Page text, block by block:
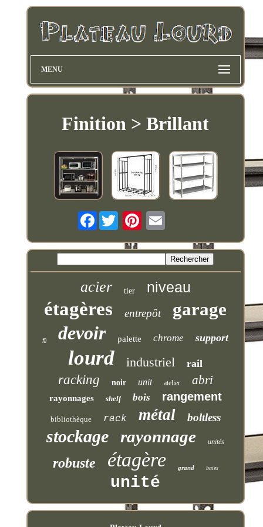
MENU
Finition > Brillant
Facebook
acier tier niveau
étagères entrepôt garage
fil devoir palette chrome support
lourd industriel rail
racking noir unit atelier abri
rayonnages shelf bois rangement
bibliothèque rack métal boltless
stockage rayonnage unités
robuste étagère grand baies
unité